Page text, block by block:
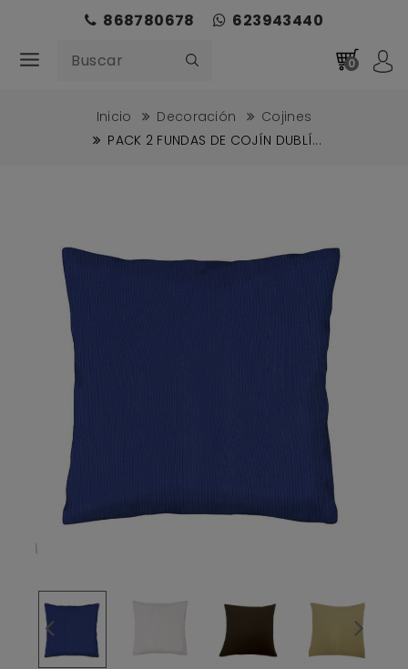
868780678 623943440
0
Inicio Decoración
Cojines
PACK 2 FUNDAS DE COJÍN DUBLÍ...